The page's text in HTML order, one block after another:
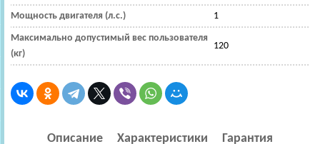
Мощность двигателя (л.с.) 1
Максимально допустимый вес пользователя
(кг)
120
Описание Характеристики
Гарантия